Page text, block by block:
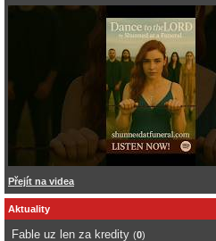
Přejít na videa
Aktuality
Fable uz len za kredity (0)